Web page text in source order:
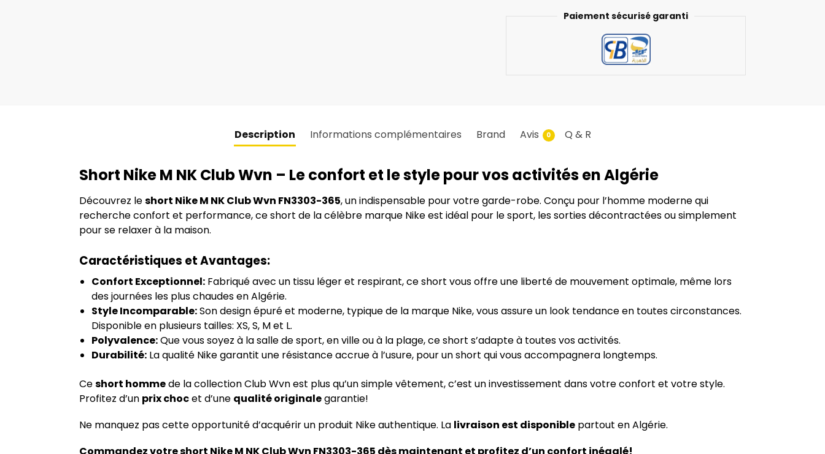
Paiement sécurisé garanti
Description Informations complémentaires Brand Avis 0 Q & R
Short Nike M NK Club Wvn – Le confort et le style pour vos activités en Algérie
Découvrez leshort Nike M NK Club Wvn FN3303-365, un indispensable pour votre garde-robe. Conçu pour l’homme moderne qui
recherche confort et performance, ce short de la célèbre marque Nike est idéal pour le sport, les sorties décontractées ou simplement
pour se relaxer à la maison.
Caractéristiques et Avantages:
Confort Exceptionnel:Fabriqué avec un tissu léger et respirant, ce short vous offre une liberté de mouvement optimale, même lors
des journées les plus chaudes en Algérie.
Style Incomparable:Son design épuré et moderne, typique de la marque Nike, vous assure un look tendance en toutes circonstances.
Disponible en plusieurs tailles: XS, S, M et L.
Polyvalence:Que vous soyez à la salle de sport, en ville ou à la plage, ce short s’adapte à toutes vos activités.
Durabilité:La qualité Nike garantit une résistance accrue à l’usure, pour un short qui vous accompagnera longtemps.
Ceshort hommede la collection Club Wvn est plus qu’un simple vêtement, c’est un investissement dans votre confort et votre style.
Profitez d’un prix chocet d’une qualité originalegarantie!
Ne manquez pas cette opportunité d’acquérir un produit Nike authentique. La livraison est disponiblepartout en Algérie.